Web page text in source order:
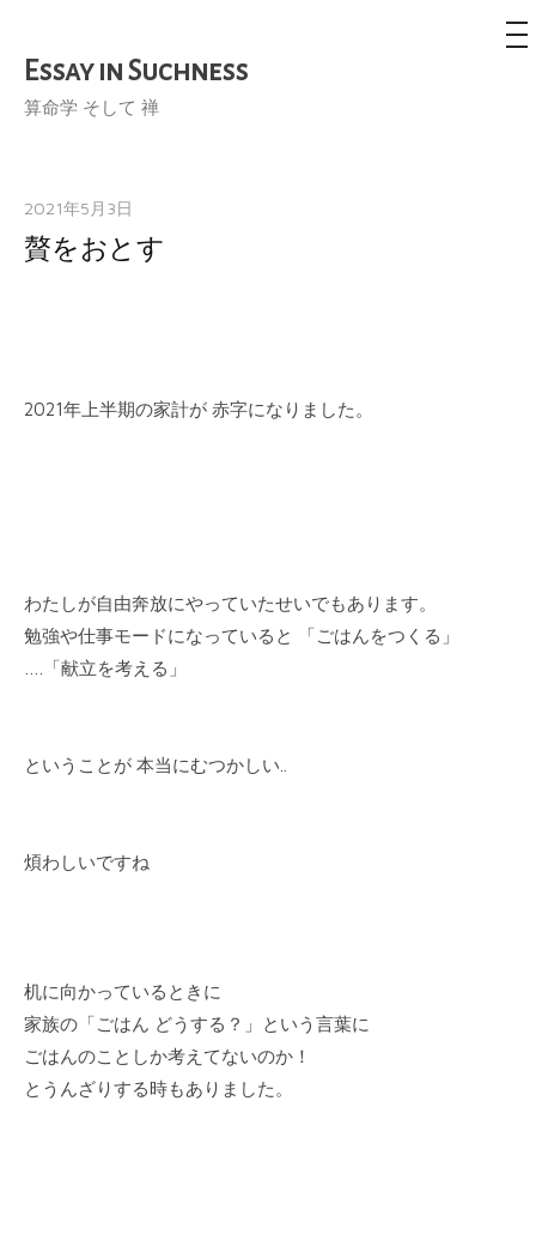
コ
ン
へ
ス
Essay in Suchness
算命学 そして 禅
メ
ニ
2021年5月3日
贅をおとす
2021年上半期の家計が 赤字になりました。
わたしが自由奔放にやっていたせいでもあります。
勉強や仕事モードになっていると 「ごはんをつくる」
….「献立を考える」
ということが 本当にむつかしい..
煩わしいですね
机に向かっているときに
家族の「ごはん どうする？」という言葉に
ごはんのことしか考えてないのか！
とうんざりする時もありました。